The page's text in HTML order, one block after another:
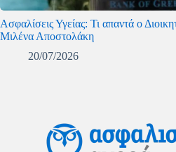
Ασφαλίσεις Υγείας: Τι απαντά ο
Μιλένα Αποστολάκη
20/07/2026